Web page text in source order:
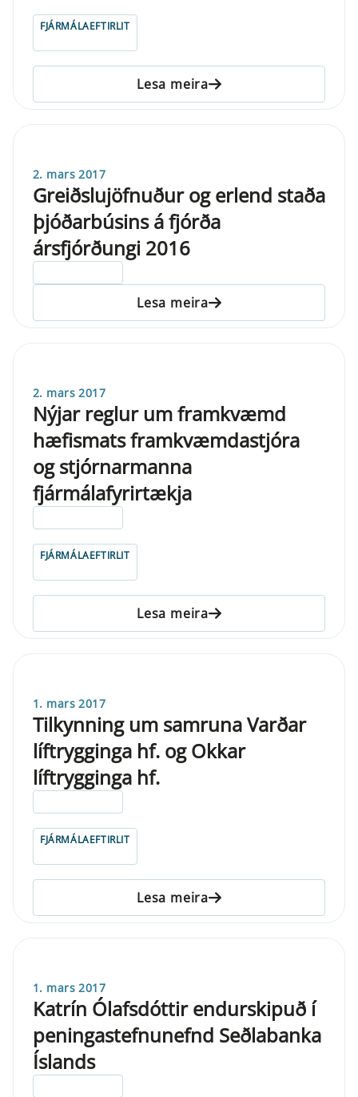
FJÁRMÁLAEFTIRLIT
Lesa meira
2. mars 2017
Greiðslujöfnuður og erlend staða
þjóðarbúsins á fjórða
ársfjórðungi 2016
Lesa meira
2. mars 2017
Nýjar reglur um framkvæmd
hæfismats framkvæmdastjóra
og stjórnarmanna
fjármálafyrirtækja
FJÁRMÁLAEFTIRLIT
Lesa meira
1. mars 2017
Tilkynning um samruna Varðar
líftrygginga hf. og Okkar
líftrygginga hf.
FJÁRMÁLAEFTIRLIT
Lesa meira
1. mars 2017
Katrín Ólafsdóttir endurskipuð í
peningastefnunefnd Seðlabanka
Íslands